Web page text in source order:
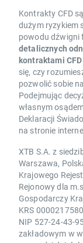
Kontrakty CFD
dużym ryzykiem
powodu dźwigni
detalicznych
kontraktami
się, czy
pozwolić sobie
Podejmując
własnym
Deklaracji
na stronie
XTB S.A. z
Warszawa,
Krajowego
Rejonowy dla
Gospodarczy
KRS
NIP 527-24-43-
zakładowym w